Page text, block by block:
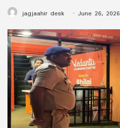
jagjaahir desk June 26, 2026